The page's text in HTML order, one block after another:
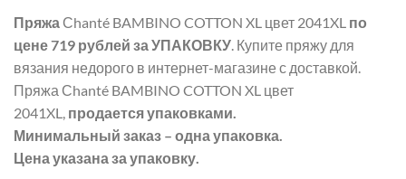
Пряжа Сhanté BAMBINO COTTON XL цвет 2041XL по
цене 719 рублей за УПАКОВКУ. Купите пряжу для
вязания недорого в интернет-магазине с доставкой.
Пряжа Сhanté BAMBINO COTTON XL цвет
2041XL, продается упаковками.
Минимальный заказ – одна упаковка.
Цена указана за упаковку.